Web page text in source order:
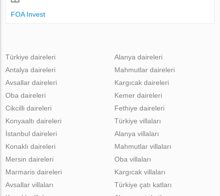
FOA Invest
Türkiye daireleri
Antalya daireleri
Avsallar daireleri
Oba daireleri
Cikcilli daireleri
Alanya daireleri
Mahmutlar daireleri
Kargıcak daireleri
Kemer daireleri
Fethiye daireleri
Konyaaltı daireleri
İstanbul daireleri
Konaklı daireleri
Mersin daireleri
Marmaris daireleri
Türkiye villaları
Alanya villaları
Mahmutlar villaları
Oba villaları
Kargıcak villaları
Avsallar villaları
Türkiye çatı katları